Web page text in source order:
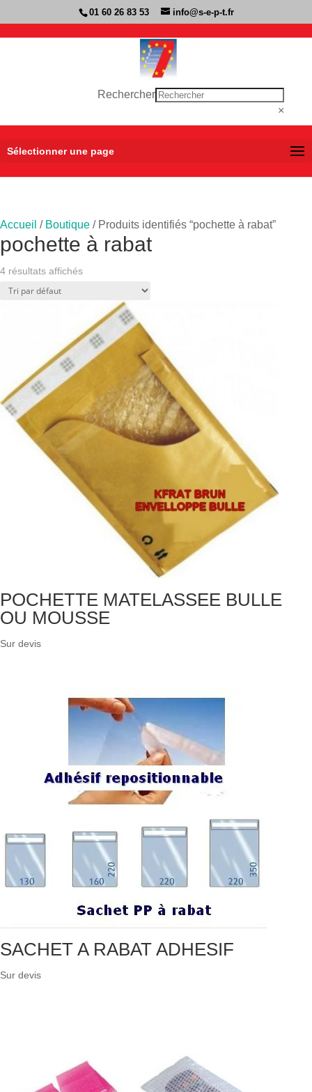
01 60 26 83 53 info@s-e-p-t.fr
Rechercher
×
Sélectionner une page
Accueil / Boutique / Produits identifiés “pochette à rabat”
pochette à rabat
4 résultats affichés
POCHETTE MATELASSEE BULLE
OU MOUSSE
Sur devis
SACHET A RABAT ADHESIF
Sur devis